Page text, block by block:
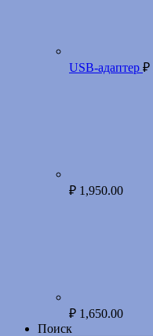
USB-адаптер ₽
₽ 1,950.00
₽ 1,650.00
Поиск